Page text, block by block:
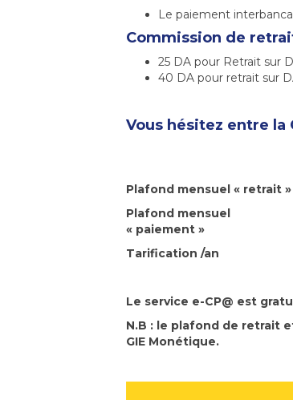
Le paiement
Commission de
25 DA pour Retrait sur
40 DA pour retrait sur
Vous hésitez entre la
Plafond mensuel « retrait »
Plafond mensuel
« paiement »
Tarification /an
Le service e-CP@ est
N.B : le plafond de retrait
GIE Monétique.